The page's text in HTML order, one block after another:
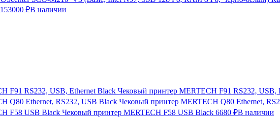
153000 ₽В наличии
Чековый принтер MERTECH F91 RS232, USB,
Чековый принтер MERTECH Q80 Ethernet,
Чековый принтер MERTECH F58 USB Black 6680 ₽В наличии